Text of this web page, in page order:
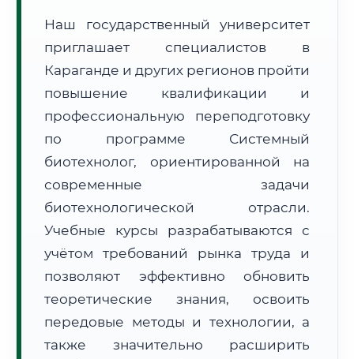
Почтовые индексы:
100000–100030
Часовой пояс:
UTC+5
Формат учебы:
Дистанционно
🗺️ Зона обслуживания: г. Караганда
Расчет логистики оригиналов:
~884 км
• Экспресс-доставка СДЭК / Почтой:1–2 рабочих дня
📜 Документы и аккредитация ФИС ФРДО
Наш государственный университет
приглашает специалистов в
Караганде и других регионов пройти
повышение квалификации и
профессиональную переподготовку
по программе Системный
биотехнолог, ориентированной на
современные задачи
биотехнологической отрасли.
Учебные курсы разрабатываются с
учётом требований рынка труда и
позволяют эффективно обновить
теоретические знания, освоить
передовые методы и технологии, а
также значительно расширить